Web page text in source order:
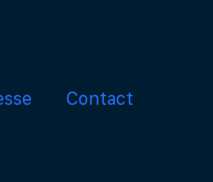
Contact